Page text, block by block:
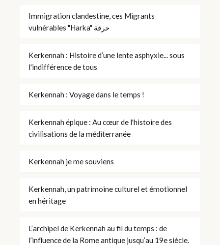
Immigration clandestine, ces Migrants
vulnérables "Harka" حرقة
Kerkennah : Histoire d’une lente asphyxie... sous
l'indifférence de tous
Kerkennah : Voyage dans le temps !
Kerkennah épique : Au cœur de l'histoire des
civilisations de la méditerranée
Kerkennah je me souviens
Kerkennah, un patrimoine culturel et émotionnel
en héritage
L’archipel de Kerkennah au fil du temps : de
l’influence de la Rome antique jusqu’au 19e siècle.